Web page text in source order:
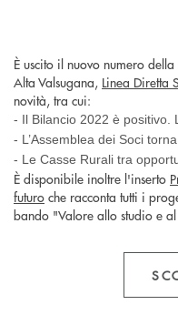
È uscito il nuovo numero
Alta Valsugana, Linea Diretta
novità, tra cui:
- Il Bilancio 2022 è positivo.
- L’Assemblea dei Soci
- Le Casse Rurali tra
È disponibile inoltre l'inserto
futuro che racconta tutti i
bando "Valore allo studio e